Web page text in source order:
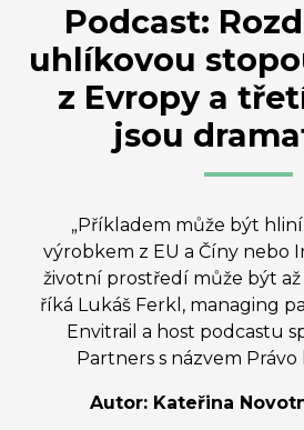
Podcast:
uhlíkovou
z Evropy a
jsou
„Příkladem může být
výrobkem z EU a Číny nebo
životní prostředí může být až
říká Lukáš Ferkl, managing
Envitrail a host podcastu
Partners s názvem Právo
Autor: Kateřina